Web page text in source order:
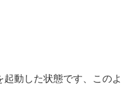
動した状態です、このよ